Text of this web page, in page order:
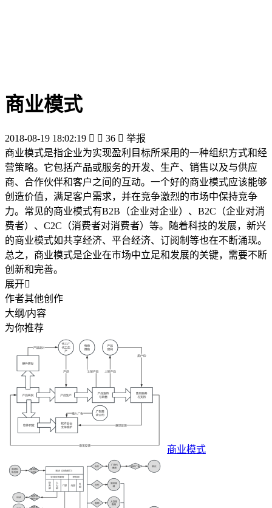
商业模式
2018-08-19 18:02:19   36  举报
商业模式是指企业为实现盈利目标所采用的一种组织方式和经
营策略。它包括产品或服务的开发、生产、销售以及与供应
商、合作伙伴和客户之间的互动。一个好的商业模式应该能够
创造价值，满足客户需求，并在竞争激烈的市场中保持竞争
力。常见的商业模式有B2B（企业对企业）、B2C（企业对消
费者）、C2C（消费者对消费者）等。随着科技的发展，新兴
的商业模式如共享经济、平台经济、订阅制等也在不断涌现。
总之，商业模式是企业在市场中立足和发展的关键，需要不断
创新和完善。
展开
作者其他创作
大纲/内容
为你推荐
商业模式